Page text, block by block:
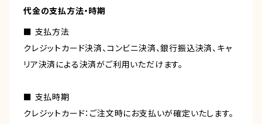
代金の支払方法・時期
■ 支払方法
クレジットカード決済、コンビニ決済、銀行振込決済、キャ
リア決済による決済がご利用いただけます。
■ 支払時期
クレジットカード：ご注文時にお支払いが確定いたします。